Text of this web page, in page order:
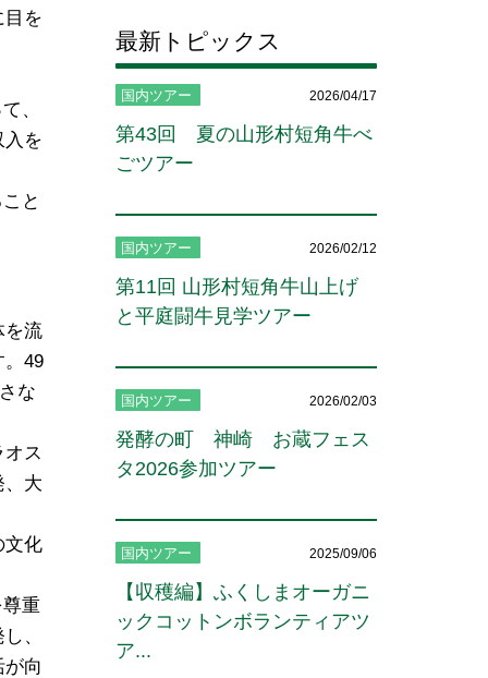
目を
、
入を
と
を流
。49
な
ス
、大
文化
重
、
向
最新トピックス
国内ツアー 2026/04/17
第43回 夏の山形村短角牛べ
ごツアー
国内ツアー 2026/02/12
第11回 山形村短角牛山上げ
と平庭闘牛見学ツアー
国内ツアー 2026/02/03
発酵の町 神崎 お蔵フェス
タ2026参加ツアー
国内ツアー 2025/09/06
【収穫編】ふくしまオーガニ
ックコットンボランティアツ
ア...